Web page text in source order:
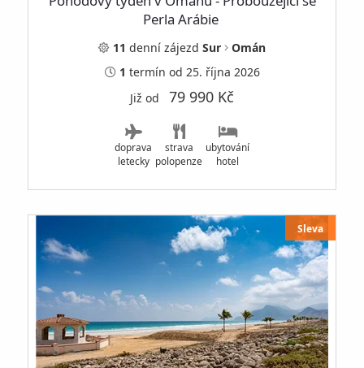
Perla Arábie
11 denní zájezd Sur
Omán
1 termín od 25. října 2026
Již od 79 990 Kč
doprava
letecky
strava
polopenze
ubytování
hotel
Sleva